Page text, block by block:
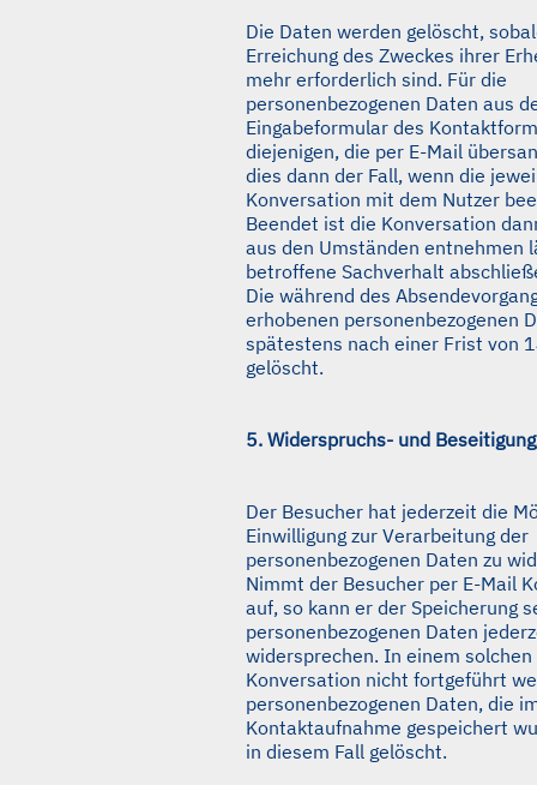
Die Daten werden gelöscht,
Erreichung des Zweckes ihrer
mehr erforderlich sind. Für die
personenbezogenen Daten aus
Eingabeformular des
diejenigen, die per E-Mail
dies dann der Fall, wenn die
Konversation mit dem Nutzer
Beendet ist die Konversation
aus den Umständen entnehmen
betroffene Sachverhalt
Die während des
erhobenen personenbezogenen
spätestens nach einer Frist von
gelöscht.
5. Widerspruchs- und
Der Besucher hat jederzeit die
Einwilligung zur Verarbeitung der
personenbezogenen Daten zu
Nimmt der Besucher per E-Mail
auf, so kann er der Speicherung
personenbezogenen Daten
widersprechen. In einem solchen
Konversation nicht fortgeführt
personenbezogenen Daten, die
Kontaktaufnahme gespeichert
in diesem Fall gelöscht.